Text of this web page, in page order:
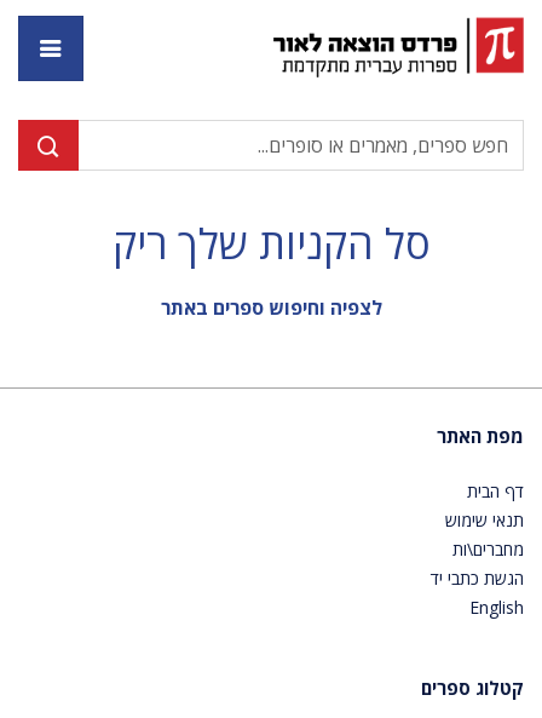
סל הקניות שלך ריק
לצפיה וחיפוש ספרים באתר
מפת האתר
דף הבית
תנאי שימוש
מחברים\ות
הגשת כתבי יד
English
קטלוג ספרים